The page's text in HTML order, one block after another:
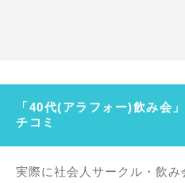
「40代(アラフォー)飲み会
チコミ
実際に社会人サークル・飲